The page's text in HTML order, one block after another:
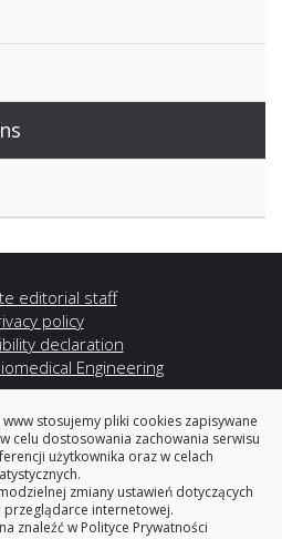
stosujemy pliki cookies zapisywane
celu dostosowania zachowania serwisu
użytkownika oraz w celach
zmiany ustawień dotyczących
przeglądarce internetowej.
znaleźć w Polityce Prywatności
editorial staff
policy
declaration
Engineering
BIOMDLORE 2023
Engineering
Engineering
of Technology